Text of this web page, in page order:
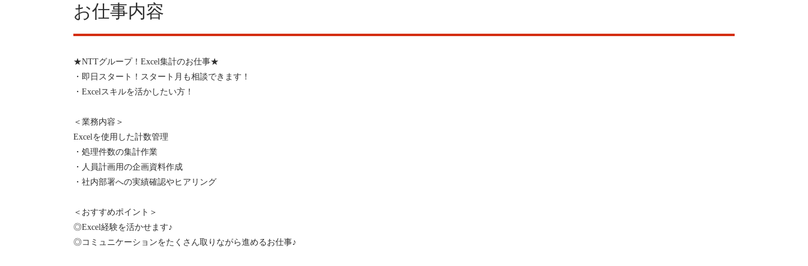
お仕事内容
★NTTグループ！Excel集計のお仕事★
・即日スタート！スタート月も相談できます！
・Excelスキルを活かしたい方！
＜業務内容＞
Excelを使用した計数管理
・処理件数の集計作業
・人員計画用の企画資料作成
・社内部署への実績確認やヒアリング
＜おすすめポイント＞
◎Excel経験を活かせます♪
◎コミュニケーションをたくさん取りながら進めるお仕事♪